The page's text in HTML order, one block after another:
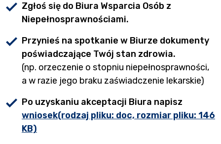
Zgłoś się do Biura Wsparcia Osób z
Niepełnosprawnościami.
Przynieś na spotkanie w Biurze dokumenty
poświadczające Twój stan zdrowia.
(np. orzeczenie o stopniu niepełnosprawności,
a w razie jego braku zaświadczenie lekarskie)
Po uzyskaniu akceptacji Biura napisz
wniosek(rodzaj pliku: doc, rozmiar pliku: 146
KB)